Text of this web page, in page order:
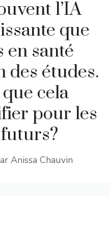
l’IA
que
en santé
des études.
que cela
pour les
Anissa Chauvin